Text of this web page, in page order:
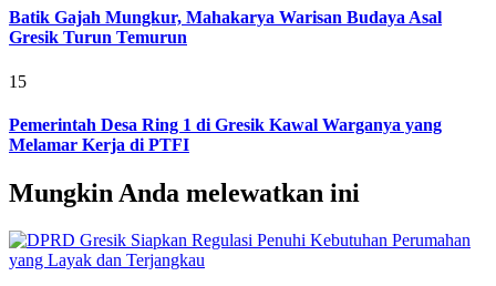
Batik Gajah Mungkur, Mahakarya Warisan Budaya Asal
Gresik Turun Temurun
15
Pemerintah Desa Ring 1 di Gresik Kawal Warganya yang
Melamar Kerja di PTFI
Mungkin Anda melewatkan ini